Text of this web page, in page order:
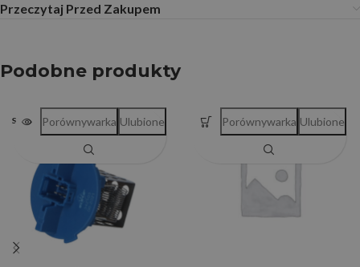
Przeczytaj Przed Zakupem
Podobne produkty
SOLD OUTPorównywarka Ulubione Porównywarka Ulubione